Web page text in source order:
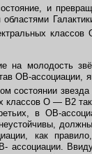
и
на молодость
ОВ-
состоянии
классов О — B2
в ОВ-
как
ассоциации.